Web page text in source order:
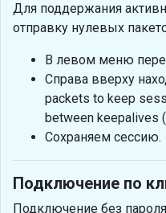
Для поддержания
отправку нулевых
В левом меню
Справа вверху
packets to keep
between keepalives
Сохраняем сессию.
Подключение по
Подключение без